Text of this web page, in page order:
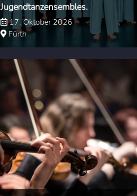
Jugendtanzensembles.
17. Oktober 2026
Fürth